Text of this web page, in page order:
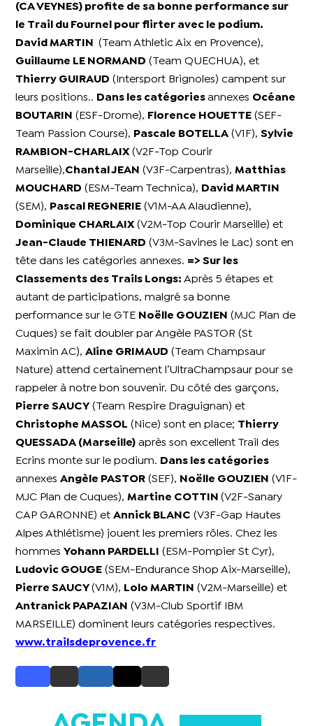
(CA VEYNES) profite de sa bonne performance sur
le Trail du Fournel pour flirter avec le podium.
David MARTIN
(Team Athletic Aix en Provence),
Guillaume LE NORMAND (Team QUECHUA), et
Thierry GUIRAUD (Intersport Brignoles) campent sur
leurs positions..
Dans les catégoriesannexes Océane
BOUTARIN
(ESF-Drome), Florence HOUETTE (SEF-
Team Passion Course),
Pascale BOTELLA (V1F),Sylvie
RAMBION-CHARLAIX (V2F-Top Courir
Marseille),Chantal JEAN (V3F-Carpentras),Matthias
MOUCHARD (ESM-Team Technica),
David MARTIN
(SEM),
Pascal REGNERIE (V1M-AA Alaudienne),
Dominique CHARLAIX (V2M-Top Courir Marseille) et
Jean-Claude THIENARD (V3M-Savines le Lac) sont en
tête dans les catégories annexes. => Sur les
Classements des Trails Longs: Après 5 étapes et
autant de participations, malgré sa bonne
performance sur le GTE
Noëlle GOUZIEN
(MJC Plan de
Cuques) se fait doubler par Angèle PASTOR (St
Maximin AC),Aline GRIMAUD (Team Champsaur
Nature) attend certainement l’UltraChampsaur pour se
rappeler à notre bon souvenir. Du côté des garçons,
Pierre SAUCY (Team Respire Draguignan) et
Christophe MASSOL (Nice) sont en place; Thierry
QUESSADA (Marseille) après son excellent Trail des
Ecrins monte sur le podium.
Dans les catégories
annexesAngèle PASTOR (SEF), Noëlle GOUZIEN
(V1F-
MJC Plan de Cuques),Martine COTTIN(V2F-Sanary
CAP GARONNE) etAnnick BLANC (V3F-Gap Hautes
Alpes Athlétisme) jouent les premiers rôles. Chez les
hommesYohann PARDELLI
(ESM-Pompier St Cyr),
Ludovic GOUGE (SEM-Endurance Shop Aix-Marseille),
Pierre SAUCY(V1M), Lolo MARTIN
(V2M-Marseille) et
Antranick PAPAZIAN
(V3M-Club Sportif IBM
MARSEILLE) dominent leurs catégories respectives.
www.trailsdeprovence.fr